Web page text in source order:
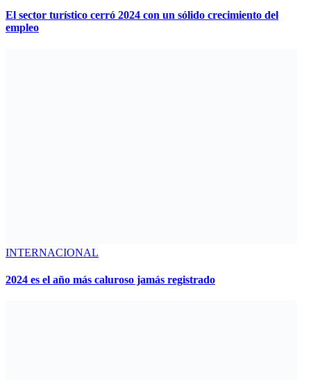
El sector turístico cerró 2024 con un sólido crecimiento del
empleo
INTERNACIONAL
2024 es el año más caluroso jamás registrado